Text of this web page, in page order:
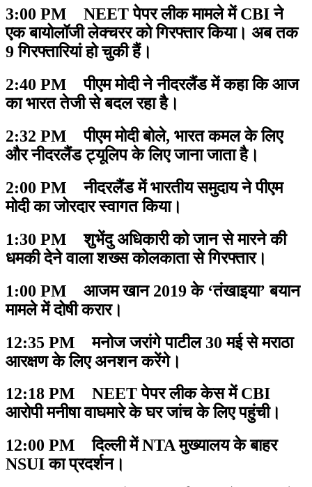
3:00 PM NEET पेपर लीक मामले में CBI ने
एक बायोलॉजी लेक्चरर को गिरफ्तार किया। अब तक
9 गिरफ्तारियां हो चुकी हैं।
2:40 PM पीएम मोदी ने नीदरलैंड में कहा कि आज
का भारत तेजी से बदल रहा है।
2:32 PM पीएम मोदी बोले, भारत कमल के लिए
और नीदरलैंड ट्यूलिप के लिए जाना जाता है।
2:00 PM नीदरलैंड में भारतीय समुदाय ने पीएम
मोदी का जोरदार स्वागत किया।
1:30 PM शुभेंदु अधिकारी को जान से मारने की
धमकी देने वाला शख्स कोलकाता से गिरफ्तार।
1:00 PM आजम खान 2019 के ‘तंखाइया’ बयान
मामले में दोषी करार।
12:35 PM मनोज जरांगे पाटील 30 मई से मराठा
आरक्षण के लिए अनशन करेंगे।
12:18 PM NEET पेपर लीक केस में CBI
आरोपी मनीषा वाघमारे के घर जांच के लिए पहुंची।
12:00 PM दिल्ली में NTA मुख्यालय के बाहर
NSUI का प्रदर्शन।